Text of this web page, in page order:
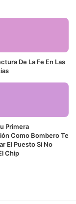
De La Fe En Las
Primera
Como Bombero Te
El Puesto Si No
Chip